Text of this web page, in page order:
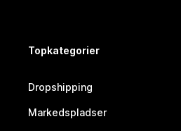
Topkategorier
Dropshipping
Markedspladser